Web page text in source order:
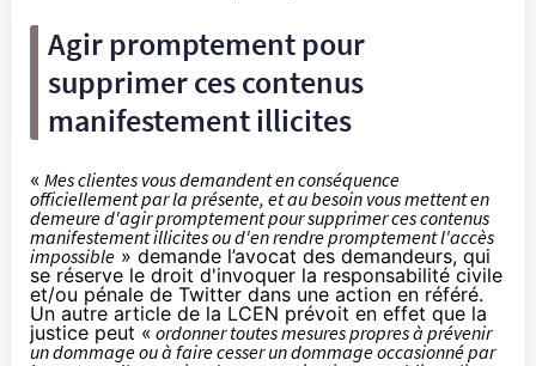
Agir promptement pour
supprimer ces contenus
manifestement illicites
« Mes clientes vous demandent en conséquence
officiellement par la présente, et au besoin vous mettent en
demeure d'agir promptement pour supprimer ces contenus
manifestement illicites ou d'en rendre promptement l'accès
impossible » demande l’avocat des demandeurs, qui
se réserve le droit d'invoquer la responsabilité civile
et/ou pénale de Twitter dans une action en référé.
Un autre article de la LCEN prévoit en effet que la
justice peut « ordonner toutes mesures propres à prévenir
un dommage ou à faire cesser un dommage occasionné par